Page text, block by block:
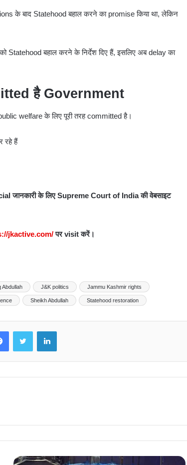
के बाद Statehood बहाल करने का promise किया था, लेकिन
Statehood बहाल करने के निर्देश दिए हैं, इसलिए अब delay का
है Government
welfare के लिए पूरी तरह committed है।
रहे हैं
जानकारी के लिएSupreme Court of Indiaकी वेबसाइट
jkactive.com/ परvisitकरें।
Abdullah J&K politics Jammu Kashmir rights
Sheikh Abdullah Statehood restoration